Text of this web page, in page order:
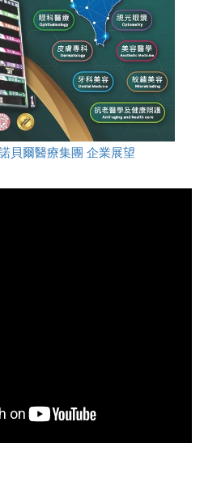
貝爾醫療集團 企業展望